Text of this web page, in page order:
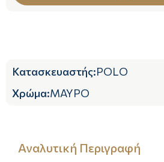
Κατασκευαστής:POLO
Χρώμα:ΜΑΥΡΟ
Αναλυτική Περιγραφή